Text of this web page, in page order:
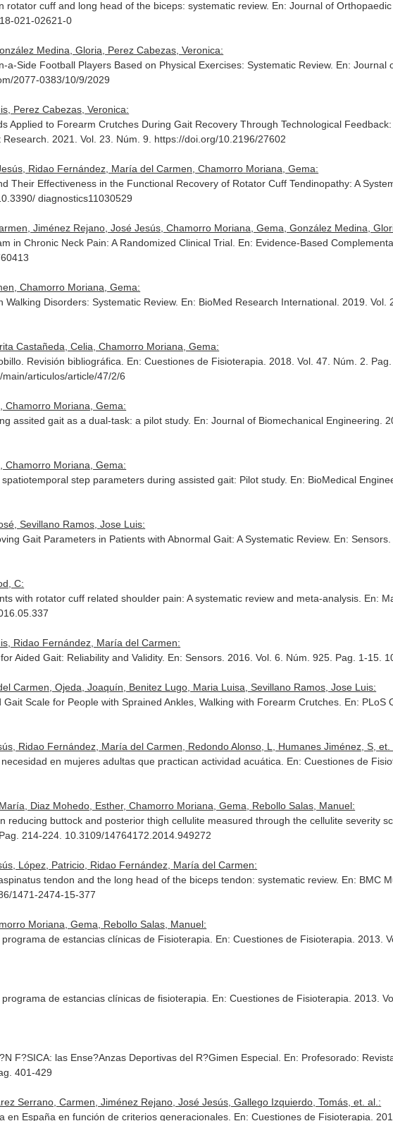
cuff and long head of the biceps: systematic review. En: Journal of
021-02621-0
Medina, Gloria, Perez Cabezas, Veronica:
Side Football Players Based on Physical Exercises: Systematic Review. En: Journal
2077-0383/10/9/2029
Perez Cabezas, Veronica:
Applied to Forearm Crutches During Gait Recovery Through Technological
Research . 2021. Vol. 23. Núm. 9. https://doi.org/10.2196/27602
Ridao Fernández, María del Carmen, Chamorro Moriana, Gema:
Their Effectiveness in the Functional Recovery of Rotator Cuff Tendinopathy: A
diagnostics11030529
Jiménez Rejano, José Jesús, Chamorro Moriana, Gema, González Medina,
in Chronic Neck Pain: A Randomized Clinical Trial. En: Evidence-Based
Chamorro Moriana, Gema:
Disorders: Systematic Review. En: BioMed Research International . 2019. Vol.
Castañeda, Celia, Chamorro Moriana, Gema:
Revisión bibliográfica. En: Cuestiones de Fisioterapia . 2018. Vol. 47. Núm. 2.
articulos/article/47/2/6
Chamorro Moriana, Gema:
assited gait as a dual-task: a pilot study. En: Journal of Biomechanical Engineering .
Chamorro Moriana, Gema:
step parameters during assisted gait: Pilot study. En: BioMedical
Sevillano Ramos, Jose Luis:
Gait Parameters in Patients with Abnormal Gait: A Systematic Review. En: Sensors
C:
with rotator cuff related shoulder pain: A systematic review and meta-analysis. En:
Ridao Fernández, María del Carmen:
Aided Gait: Reliability and Validity. En: Sensors . 2016. Vol. 6. Núm. 925. Pag. 1-15.
Carmen, Ojeda, Joaquín, Benitez Lugo, Maria Luisa, Sevillano Ramos, Jose Luis:
Scale for People with Sprained Ankles, Walking with Forearm Crutches. En: PLoS
Ridao Fernández, María del Carmen, Redondo Alonso, L, Humanes Jiménez, S, et.
en mujeres adultas que practican actividad acuática. En: Cuestiones de
Diaz Mohedo, Esther, Chamorro Moriana, Gema, Rebollo Salas, Manuel:
buttock and posterior thigh cellulite measured through the cellulite severity
214-224. 10.3109/14764172.2014.949272
López, Patricio, Ridao Fernández, María del Carmen:
tendon and the long head of the biceps tendon: systematic review. En: BMC
1471-2474-15-377
Moriana, Gema, Rebollo Salas, Manuel:
de estancias clínicas de Fisioterapia. En: Cuestiones de Fisioterapia . 2013.
de estancias clínicas de fisioterapia. En: Cuestiones de Fisioterapia . 2013.
F?SICA: las Ense?Anzas Deportivas del R?Gimen Especial. En: Profesorado:
401-429
Serrano, Carmen, Jiménez Rejano, José Jesús, Gallego Izquierdo, Tomás, et. al.:
España en función de criterios generacionales. En: Cuestiones de Fisioterapia .